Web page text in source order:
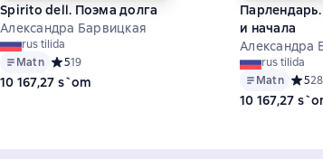
Spirito dell. Поэма долга
Александра Барвицкая
rus tilida
Matn Средний рейтинг 5 на основе 19 оценок
519
10 167,27 s`om
и начала
Александра
rus tilida
Matn
528
10 167,27